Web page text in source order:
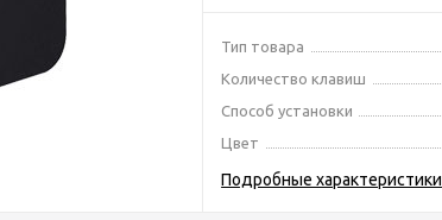
Тип товара
Количество клавиш
Способ установки
Цвет
Подробные характеристики